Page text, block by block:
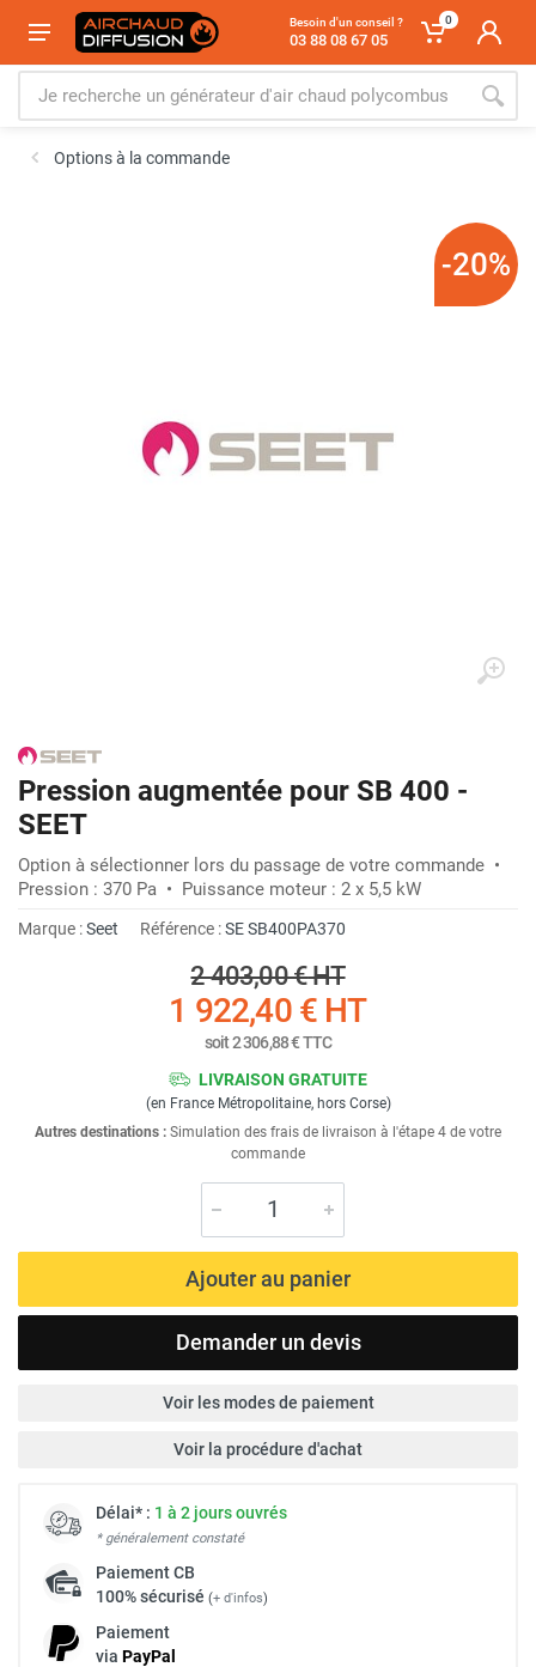
Besoin d'un conseil ?
03 88 08 67 05
0
Options à la commande
-20%
Pression augmentée pour SB 400 -
SEET
Option à sélectionner lors du passage de votre commande •
Pression : 370 Pa • Puissance moteur : 2 x 5,5 kW
Marque :Seet Référence :SE SB400PA370
2 403,00 €HT
1 922,40 € HT
soit2 306,88 €TTC
LIVRAISON GRATUITE
(en France Métropolitaine, hors Corse)
Autres destinations : Simulation des frais de livraison à l'étape 4 de votre
commande
Ajouter au panier
Demander un devis
Voir les modes de paiement
Voir la procédure d'achat
Délai* : 1 à 2 jours ouvrés
* généralement constaté
PaiementCB
100% sécurisé (+ d'infos)
Paiement
via PayPal